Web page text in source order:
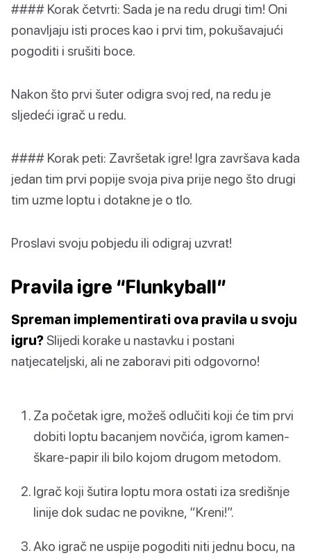
#### Korak četvrti: Sada je na redu drugi tim! Oni
ponavljaju isti proces kao i prvi tim, pokušavajući
pogoditi i srušiti boce.
Nakon što prvi šuter odigra svoj red, na redu je
sljedeći igrač u redu.
#### Korak peti: Završetak igre! Igra završava kada
jedan tim prvi popije svoja piva prije nego što drugi
tim uzme loptu i dotakne je o tlo.
Proslavi svoju pobjedu ili odigraj uzvrat!
Pravila igre “Flunkyball”
Spreman implementirati ova pravila u svoju
igru? Slijedi korake u nastavku i postani
natjecateljski, ali ne zaboravi piti odgovorno!
Za početak igre, možeš odlučiti koji će tim prvi
dobiti loptu bacanjem novčića, igrom kamen-
škare-papir ili bilo kojom drugom metodom.
Igrač koji šutira loptu mora ostati iza središnje
linije dok sudac ne povikne, “Kreni!”.
Ako igrač ne uspije pogoditi niti jednu bocu, na